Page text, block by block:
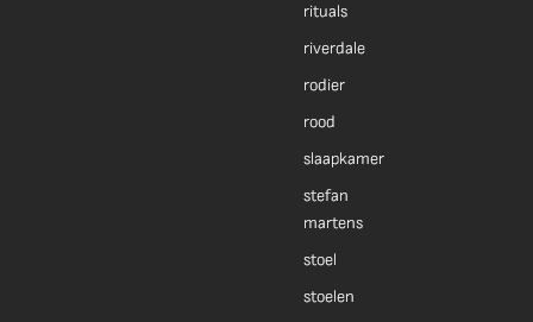
rituals
riverdale
rodier
rood
slaapkamer
stefan
martens
stoel
stoelen